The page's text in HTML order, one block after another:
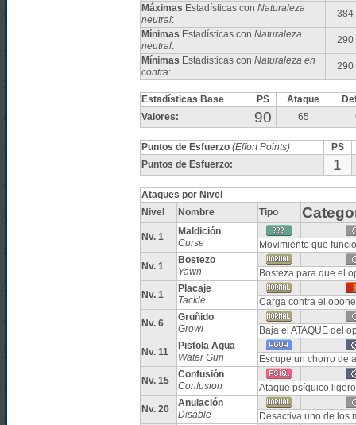
Máximas Estadísticas con Naturaleza
neutral:
384
Mínimas Estadísticas con Naturaleza
neutral:
290
Mínimas Estadísticas con Naturaleza en
contra:
290
Estadísticas Base PS Ataque
Valores:
90 65
Puntos de Esfuerzo (Effort Points)
PS
Puntos de Esfuerzo:
1
Ataques por Nivel
Nivel
Nombre Tipo
Nv. 1
Maldición
Curse
Movimiento que
Nv. 1
Bostezo
Yawn
Bosteza para que el
Nv. 1
Placaje
Tackle
Carga contra el
Nv. 6
Gruñido
Growl
Baja el ATAQUE del
Nv. 11
Pistola Agua
Water Gun
Escupe un chorro de
Nv. 15
Confusión
Confusion
Ataque psíquico
Nv. 20
Anulación
Disable
Desactiva uno de los